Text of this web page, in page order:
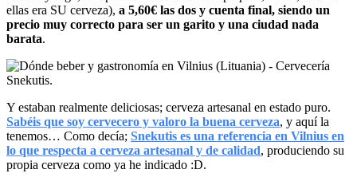
ellas era SU cerveza), a 5,60€ las dos y cuenta final, siendo un
precio muy correcto para ser un garito y una ciudad nada
barata.
Y estaban realmente deliciosas; cerveza artesanal en estado puro.
Sabéis que soy cervecero y valoro la buena cerveza, y aquí la
tenemos… Como decía; Snekutis es una referencia en Vilnius en
lo que respecta a cerveza artesanal y de calidad, produciendo su
propia cerveza como ya he indicado :D.